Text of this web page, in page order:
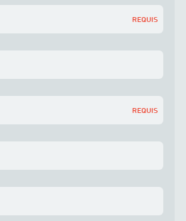
REQUIS
REQUIS